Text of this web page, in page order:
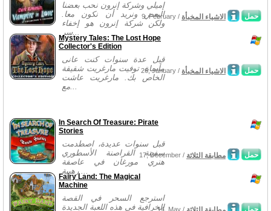
إميلي وشركة إنرون نحب بعضنا
البعض ونريد أن نكون معا.
ولكن شركة إنرون هو إخفاء
سر...
حمل 9, February / الاشياء المخبأة
Mystery Tales: The Lost Hope
Collector's Edition
قبل عدة سنوات كنت عانى
مأساة. توفيت مارغريت شقيقة
الخاص بك. مارغريت عاشت
مع...
حمل 26, January / الاشياء المخبأة
In Search Of Treasure: Pirate
Stories
قبل سنوات عديدة، اصطدمت
سفينة القراصنة الأسطوري
هنري مورغان في عاصفة
رهيبة....
حمل 17, December / مطابقة الثلاثة
Fairy Land: The Magical
Machine
استرجع السحر في القصة
الخرافية في هذه اللعبة الجديدة
حمل 14, May /